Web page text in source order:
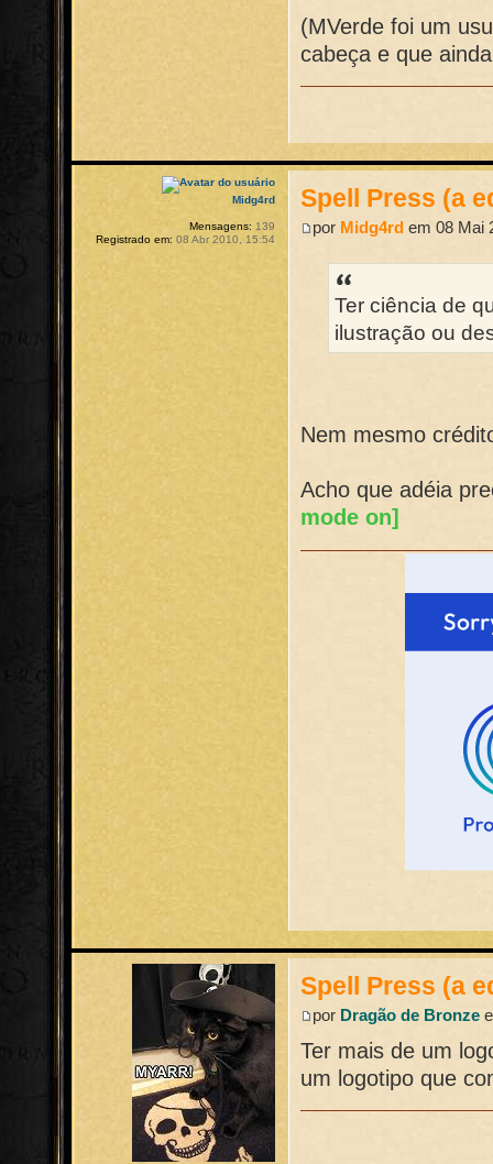
(MVerde foi um
cabeça e que
Spell Press (a
por Midg4rd em 08 Mai
Ter ciência de
ilustração ou
Nem mesmo
Acho que adéia
mode on]
Midg4rd
Mensagens: 139
Registrado em: 08 Abr 2010, 15:54
Spell Press (a
por Dragão de Bronze
Ter mais de um
um logotipo que